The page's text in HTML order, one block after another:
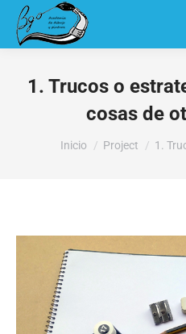
1. Trucos o
cosas de
Estás aquí:
Inicio Project 1.